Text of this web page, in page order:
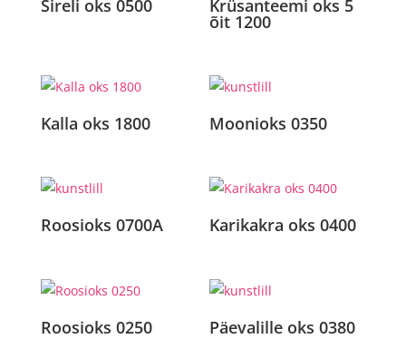
Sireli oks 0500 Krüsanteemi oks 5
õit 1200
Kalla oks 1800 Moonioks 0350
Roosioks 0700A Karikakra oks 0400
Roosioks 0250 Päevalille oks 0380